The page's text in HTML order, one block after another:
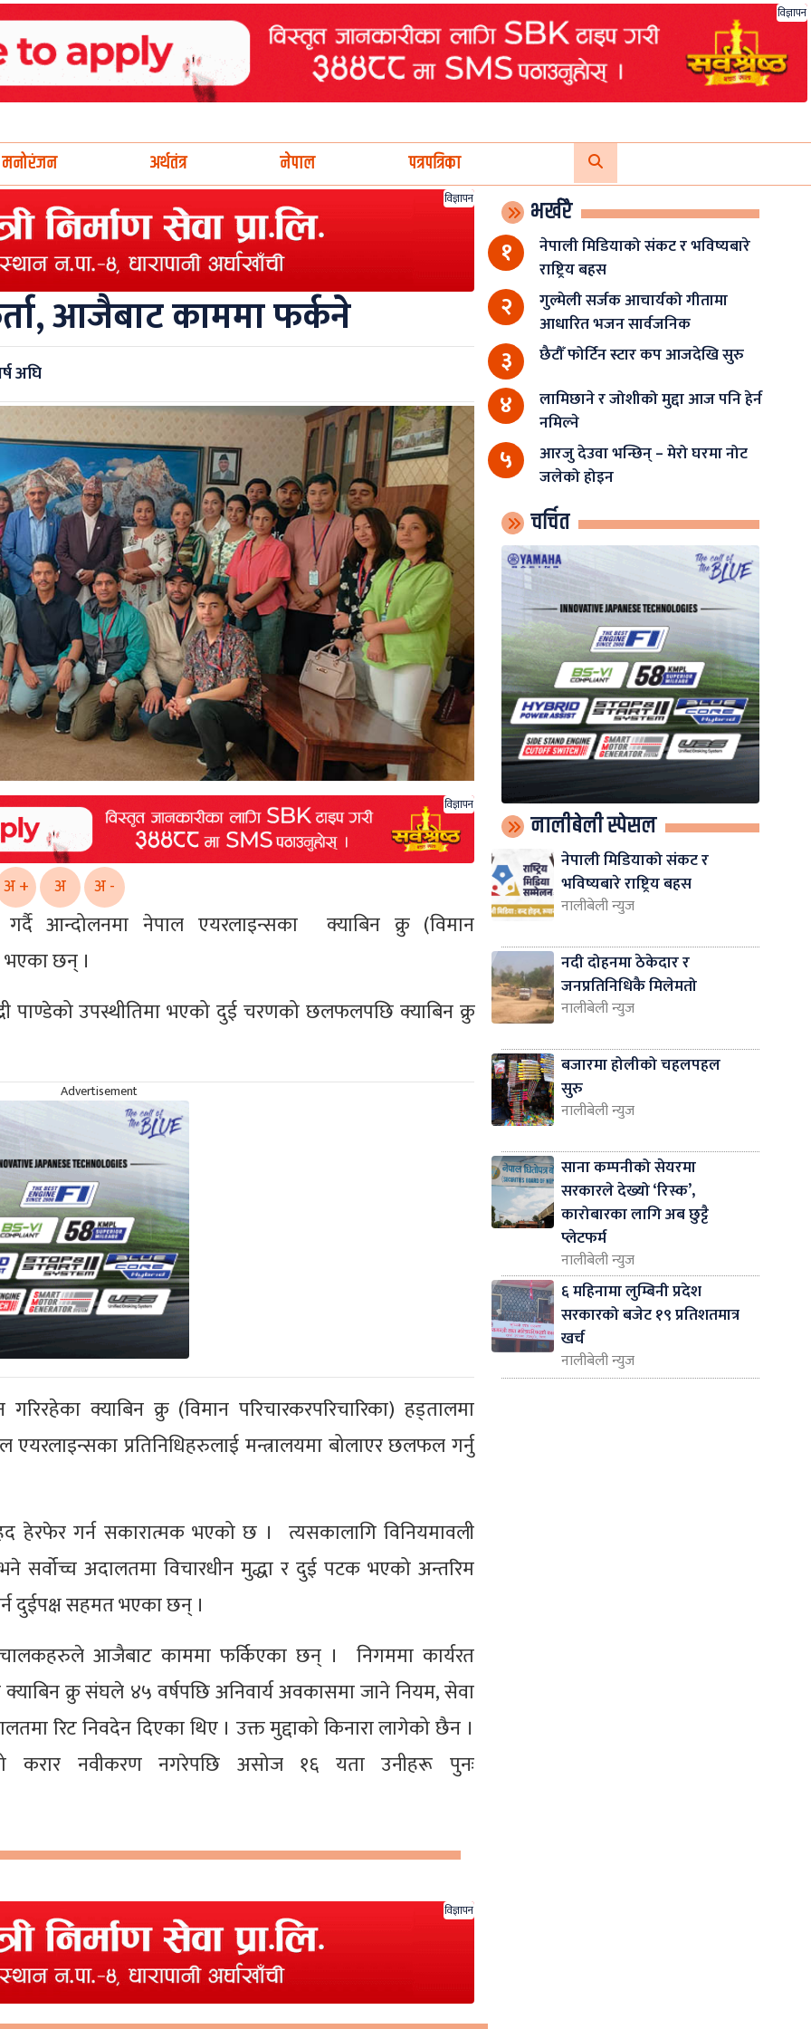
विज्ञापन
मनोरंजन अर्थतंत्र नेपाल पत्रपत्रिका
विज्ञापन
आजैबाट काममा फर्कने
अघि
विज्ञापन
अ + अ अ -
आन्दोलनमा नेपाल एयरलाइन्सका क्याबिन क्रु (विमान
भएका छन् ।
पाण्डेको उपस्थीतिमा भएको दुई चरणको छलफलपछि क्याबिन क्रु
क्याबिन क्रु (विमान परिचारकरपरिचारिका) हड्तालमा
एयरलाइन्सका प्रतिनिधिहरुलाई मन्त्रालयमा बोलाएर छलफल गर्नु
गर्न सकारात्मक भएको छ । त्यसकालागि विनियमावली
सर्वोच्च अदालतमा विचारधीन मुद्धा र दुई पटक भएको अन्तरिम
दुईपक्ष सहमत भएका छन् ।
आजैबाट काममा फर्किएका छन् । निगममा कार्यरत
क्रु संघले ४५ वर्षपछि अनिवार्य अवकासमा जाने नियम, सेवा
रिट निवदेन दिएका थिए । उक्त मुद्दाको किनारा लागेको छैन ।
करार नवीकरण नगरेपछि असोज १६ यता उनीहरू पुनः
विज्ञापन
भर्खरै
१
नेपाली मिडियाको संकट र भविष्यबारे
राष्ट्रिय बहस
२
गुल्मेली सर्जक आचार्यको गीतामा
आधारित भजन सार्वजनिक
३ छैटौँ फोर्टिन स्टार कप आजदेखि सुरु
४
लामिछाने र जोशीको मुद्दा आज पनि हेर्न
नमिल्ने
५
आरजु देउवा भन्छिन् – मेरो घरमा नोट
जलेको होइन
चर्चित
नालीबेली स्पेसल
नेपाली मिडियाको संकट र
भविष्यबारे राष्ट्रिय बहस
नालीबेली न्युज
नदी दोहनमा ठेकेदार र
जनप्रतिनिधिकै मिलेमतो
नालीबेली न्युज
बजारमा होलीको चहलपहल
सुरु
नालीबेली न्युज
साना कम्पनीको सेयरमा
सरकारले देख्यो ‘रिस्क’,
कारोबारका लागि अब छुट्टै
प्लेटफर्म
नालीबेली न्युज
६ महिनामा लुम्बिनी प्रदेश
सरकारको बजेट १९ प्रतिशतमात्र
खर्च
नालीबेली न्युज